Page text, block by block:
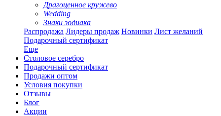
Драгоценное кружево
Wedding
Знаки зодиака
Распродажа Лидеры продаж Новинки Лист желаний
Подарочный сертификат
Еще
Столовое серебро
Подарочный сертификат
Продажи оптом
Условия покупки
Отзывы
Блог
Акции